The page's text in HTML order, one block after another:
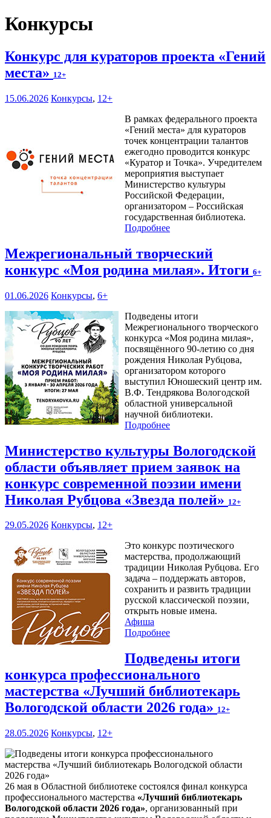
Конкурсы
Конкурс для кураторов проекта «Гений
места» 12+
15.06.2026 Конкурсы, 12+
В рамках федерального проекта
«Гений места» для кураторов
точек концентрации талантов
ежегодно проводится конкурс
«Куратор и Точка». Учредителем
мероприятия выступает
Министерство культуры
Российской Федерации,
организатором – Российская
государственная библиотека.
Подробнее
Межрегиональный творческий
конкурс «Моя родина милая». Итоги 6+
01.06.2026 Конкурсы, 6+
Подведены итоги
Межрегионального творческого
конкурса «Моя родина милая»,
посвящённого 90-летию со дня
рождения Николая Рубцова,
организатором которого
выступил Юношеский центр им.
В.Ф. Тендрякова Вологодской
областной универсальной
научной библиотеки.
Подробнее
Министерство культуры Вологодской
области объявляет прием заявок на
конкурс современной поэзии имени
Николая Рубцова «Звезда полей» 12+
29.05.2026 Конкурсы, 12+
Это конкурс поэтического
мастерства, продолжающий
традиции Николая Рубцова. Его
задача – поддержать авторов,
сохранить и развить традиции
русской классической поэзии,
открыть новые имена.
Афиша
Подробнее
Подведены итоги
конкурса профессионального
мастерства «Лучший библиотекарь
Вологодской области 2026 года» 12+
28.05.2026 Конкурсы, 12+
26 мая в Областной библиотеке состоялся финал конкурса
профессионального мастерства «Лучший библиотекарь
Вологодской области 2026 года», организованный при